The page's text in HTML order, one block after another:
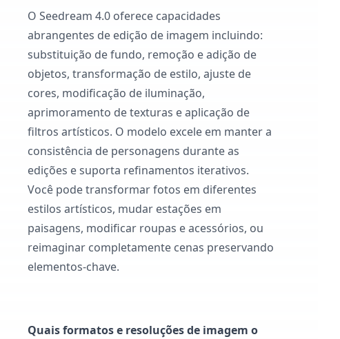
O Seedream 4.0 oferece capacidades
abrangentes de edição de imagem incluindo:
substituição de fundo, remoção e adição de
objetos, transformação de estilo, ajuste de
cores, modificação de iluminação,
aprimoramento de texturas e aplicação de
filtros artísticos. O modelo excele em manter a
consistência de personagens durante as
edições e suporta refinamentos iterativos.
Você pode transformar fotos em diferentes
estilos artísticos, mudar estações em
paisagens, modificar roupas e acessórios, ou
reimaginar completamente cenas preservando
elementos-chave.
Quais formatos e resoluções de imagem o